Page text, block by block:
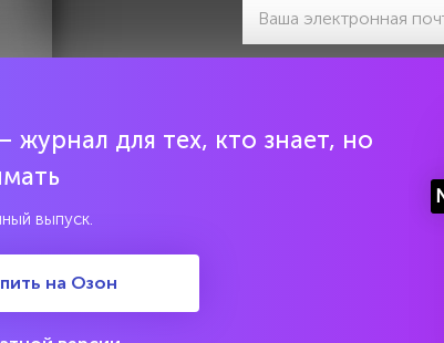
Издания
журнал для тех, кто знает, но
выпуск.
на Озон